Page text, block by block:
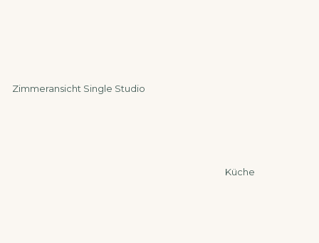
Zimmeransicht Single Studio
Küche